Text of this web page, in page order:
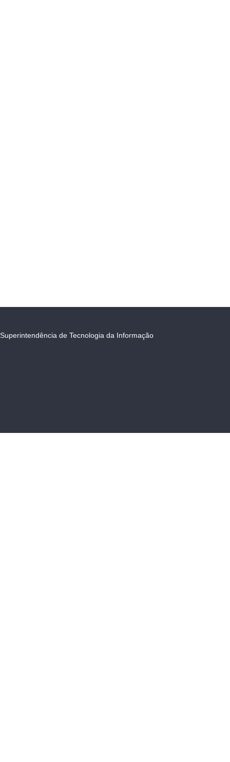
Superintendência de Tecnologia da Informação